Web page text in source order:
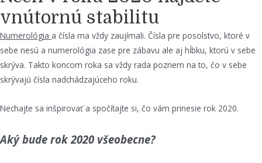
vnútornú stabilitu
Numerológia a čísla ma vždy zaujímali. Čísla pre posolstvo, ktoré v
sebe nesú a numerológia zase pre zábavu ale aj hĺbku, ktorú v sebe
skrýva. Takto koncom roka sa vždy rada pozriem na to, čo v sebe
skrývajú čísla nadchádzajúceho roku.
Nechajte sa inšpirovať a spočítajte si, čo vám prinesie rok 2020.
Aký bude rok 2020 všeobecne?